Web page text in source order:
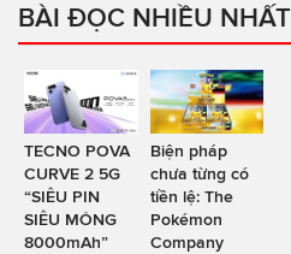
BÀI ĐỌC NHIỀU NHẤT
TECNO POVA
CURVE 2 5G
“SIÊU PIN
SIÊU MỎNG
8000mAh”
Biện pháp
chưa từng có
tiền lệ: The
Pokémon
Company